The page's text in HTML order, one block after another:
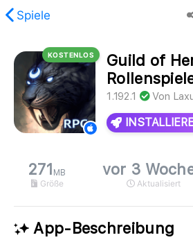
Spiele
der angeforderte Inhalt wurde nicht
KOSTENLOS
Guild of
1.192.1 Von
271 MB
Größe
vor 3
Aktualisiert
App-Beschreibung